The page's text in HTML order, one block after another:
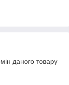
даного товару